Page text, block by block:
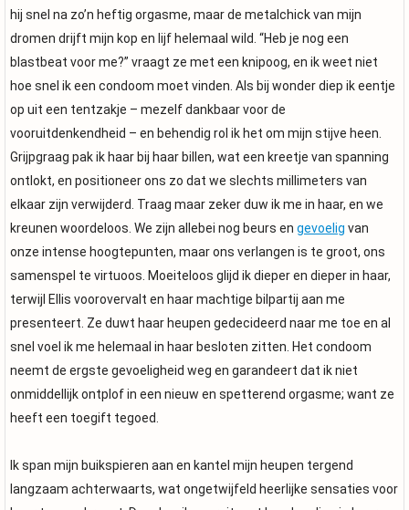
hij snel na zo’n heftig orgasme, maar de metalchick van mijn
dromen drijft mijn kop en lijf helemaal wild. “Heb je nog een
blastbeat voor me?” vraagt ze met een knipoog, en ik weet niet
hoe snel ik een condoom moet vinden. Als bij wonder diep ik eentje
op uit een tentzakje – mezelf dankbaar voor de
vooruitdenkendheid – en behendig rol ik het om mijn stijve heen.
Grijpgraag pak ik haar bij haar billen, wat een kreetje van spanning
ontlokt, en positioneer ons zo dat we slechts millimeters van
elkaar zijn verwijderd. Traag maar zeker duw ik me in haar, en we
kreunen woordeloos. We zijn allebei nog beurs en gevoelig van
onze intense hoogtepunten, maar ons verlangen is te groot, ons
samenspel te virtuoos. Moeiteloos glijd ik dieper en dieper in haar,
terwijl Ellis voorovervalt en haar machtige bilpartij aan me
presenteert. Ze duwt haar heupen gedecideerd naar me toe en al
snel voel ik me helemaal in haar besloten zitten. Het condoom
neemt de ergste gevoeligheid weg en garandeert dat ik niet
onmiddellijk ontplof in een nieuw en spetterend orgasme; want ze
heeft een toegift tegoed.
Ik span mijn buikspieren aan en kantel mijn heupen tergend
langzaam achterwaarts, wat ongetwijfeld heerlijke sensaties voor